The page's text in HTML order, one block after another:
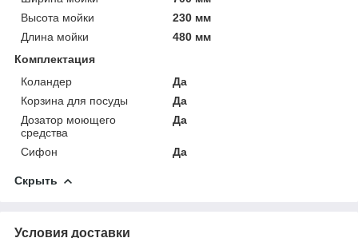
Высота мойки
230 мм
Длина мойки
480 мм
Комплектация
Коландер
Да
Корзина для посуды
Да
Дозатор моющего
средства
Да
Сифон Да
Скрыть
Условия доставки